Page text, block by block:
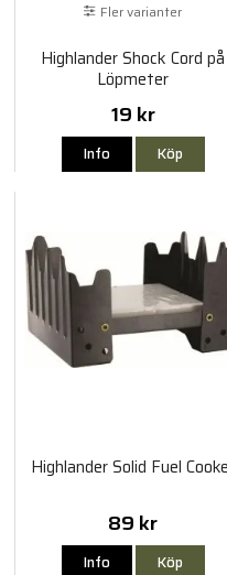
Fler varianter
Highlander Shock Cord på
Löpmeter
19 kr
Info Köp
Highlander Solid Fuel
89 kr
Info Köp